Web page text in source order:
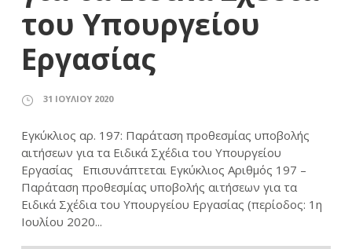
του Υπουργείου
Εργασίας
31 ΙΟΥΛΊΟΥ 2020
Εγκύκλιος αρ. 197: Παράταση προθεσμίας υποβολής
αιτήσεων για τα Ειδικά Σχέδια του Υπουργείου
Εργασίας Επισυνάπτεται Εγκύκλιος Αριθμός 197 –
Παράταση προθεσμίας υποβολής αιτήσεων για τα
Ειδικά Σχέδια του Υπουργείου Εργασίας (περίοδος: 1η
Ιουλίου 2020...